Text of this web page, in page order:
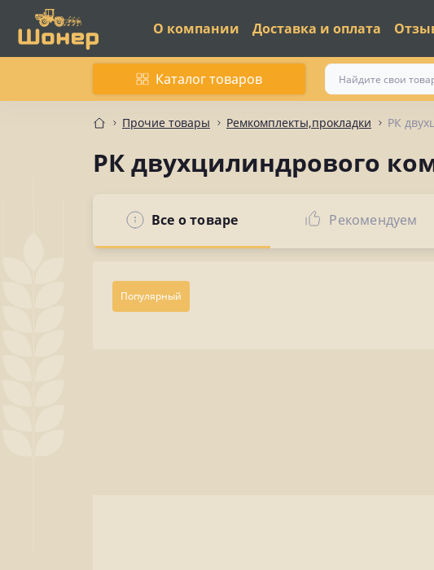
О компании Доставка и оплата
Каталог товаров
Прочие товары Ремкомплекты,прокладки РК
РК двухцилиндрового
Все о товаре Рекомендуем
Популярный